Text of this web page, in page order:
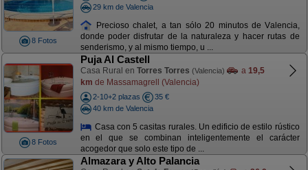
8 Fotos
29 km de Valencia
Precioso chalet, a tan sólo 20 minutos de Valencia,
donde poder disfrutar de la naturaleza y hacer rutas de
senderismo, y al mismo tiempo, u ...
8 Fotos
Puja Al Castell
Casa Rural en Torres Torres (Valencia) a 19,5
km de Massamagrell (Valencia)
2-10+2 plazas
35 €
40 km de Valencia
Casa con 5 casitas rurales. Un edificio de estilo rústico
en el que se combinan inteligentemente el carácter
acogedor que solo este tipo de ...
Almazara y Alto Palancia